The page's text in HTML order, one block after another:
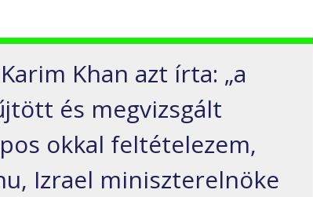
Khan azt írta: „a
és megvizsgált
okkal feltételezem,
Izrael miniszterelnöke